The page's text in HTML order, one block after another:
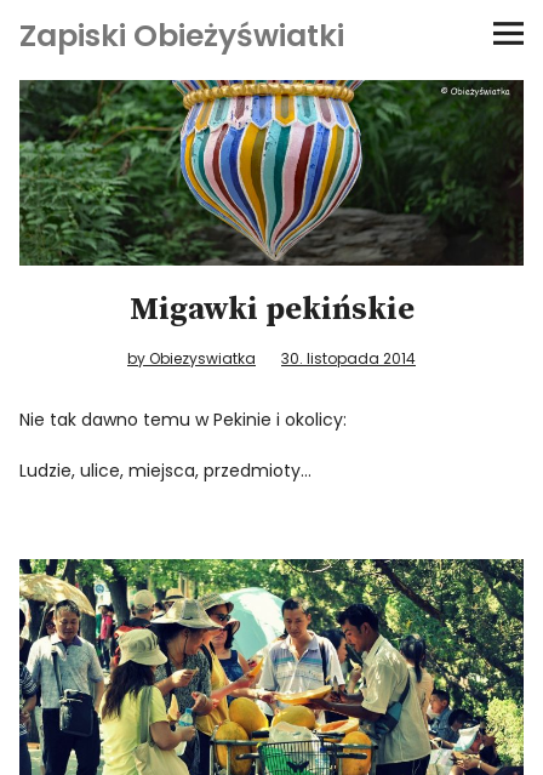
Zapiski Obieżyświatki
Podróże
Kultura i sztuka
Kątem oka
Niezwyczajne ściany
Dom na kółkach
Migawki pekińskie
by Obiezyswiatka 30. listopada 2014
Nie tak dawno temu w Pekinie i okolicy:
Ludzie, ulice, miejsca, przedmioty…